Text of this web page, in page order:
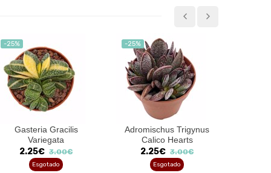
-25%
Gasteria Gracilis
Variegata
2.25€ 3.00€
Esgotado
-25%
Adromischus Trigynus
Calico Hearts
2.25€ 3.00€
Esgotado